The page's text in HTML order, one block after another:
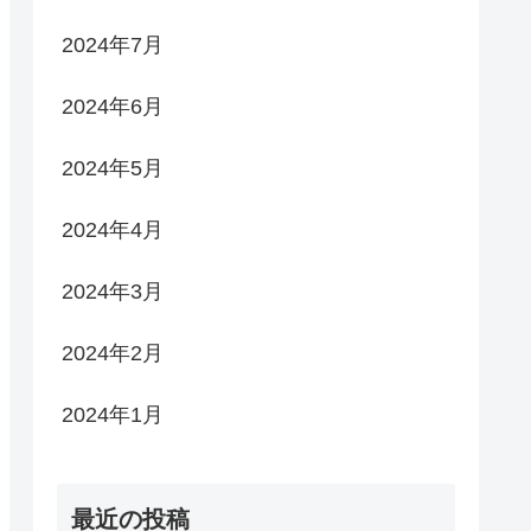
2024年7月
2024年6月
2024年5月
2024年4月
2024年3月
2024年2月
2024年1月
最近の投稿